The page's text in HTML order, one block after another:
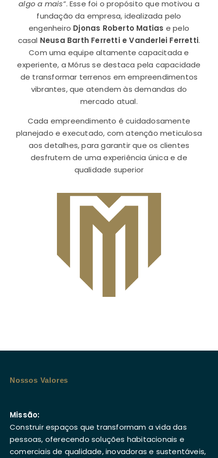
algo a mais”. Esse foi o propósito que motivou a
fundação da empresa, idealizada pelo
engenheiro Djonas Roberto Matias e pelo
casal Neusa Barth Ferretti e Vanderlei Ferretti.
Com uma equipe altamente capacitada e
experiente, a Mórus se destaca pela capacidade
de transformar terrenos em empreendimentos
vibrantes, que atendem às demandas do
mercado atual.
Cada empreendimento é cuidadosamente
planejado e executado, com atenção meticulosa
aos detalhes, para garantir que os clientes
desfrutem de uma experiência única e de
qualidade superior
Nossos Valores
Missão:
Construir espaços que transformam a vida das
pessoas, oferecendo soluções habitacionais e
comerciais de qualidade, inovadoras e sustentáveis,